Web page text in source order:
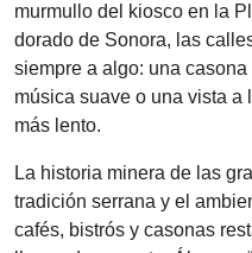
murmullo del kiosco en la
dorado de Sonora, las
siempre a algo: una
música suave o una vista a
más lento.
La historia minera de las
tradición serrana y el
cafés, bistrós y casonas